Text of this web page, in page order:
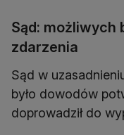
Sąd: możliwych
zdarzenia
Sąd w
było dowodów
doprowadził do